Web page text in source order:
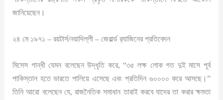
জানিয়েছেন।
২৪ মে ১৯৭১ – রয়টার্স/নয়াদিল্লী – জেরার্ল্ড র‍্যাজিনের প্রতিবেদন
মিসেস গান্ধী যেমন বলেছেন উদ্ধৃতি করে, “৩৫ লক্ষ লোক গত দুই মাসে পূর্ব
পাকিস্তান হতে ভারতে পালিয়ে এসেছে এবং প্রতিদিন ৬০০০০ করে আসছে।”
তিনি আরো বলেছেন যে, রাজনৈতিক সমাধান তারাই করবে যাদের তা করার ক্ষমতা